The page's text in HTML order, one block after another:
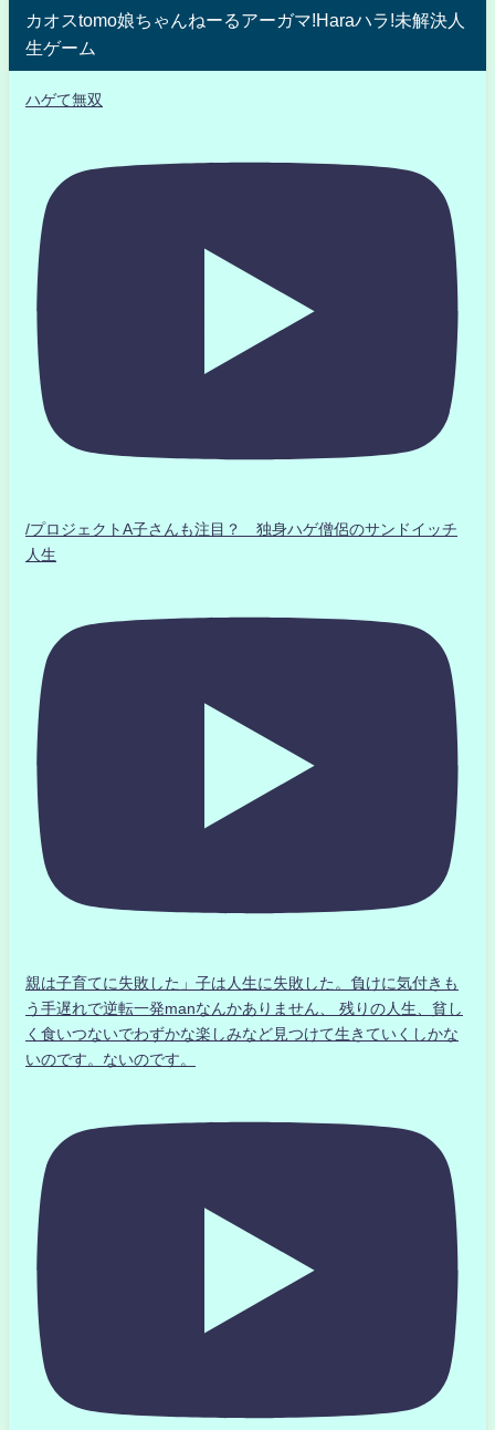
カオスtomo娘ちゃんねーるアーガマ!Haraハラ!未解決人
生ゲーム
ハゲて無双
/プロジェクトA子さんも注目？ 独身ハゲ僧侶のサンドイッチ
人生
親は子育てに失敗した」子は人生に失敗した。負けに気付きも
う手遅れで逆転一発manなんかありません、 残りの人生、貧し
く食いつないでわずかな楽しみなど見つけて生きていくしかな
いのです。ないのです。